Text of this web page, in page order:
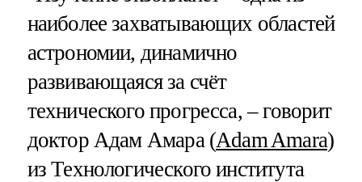
наиболее захватывающих областей
астрономии, динамично
развивающаяся за счёт
технического прогресса, – говорит
доктор Адам Амара (Adam Amara)
из Технологического института